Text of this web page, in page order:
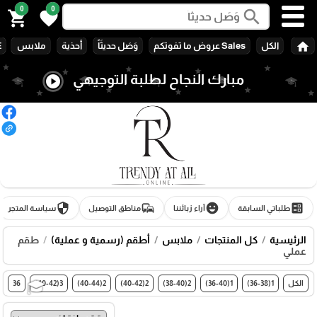
search
0
favorite
0
shopping_cart
home الكل Sales عروض ما تفوتكم وَصَل حديثَاً أحذية ملابس
مبارك النجاح لطلبة التوجيهي play_circle
🎓
ballotطلباتي السابقة emoji_emotionsآراء زبائننا commuteمناطق التوصيل securityسياسة المتجر
الرئيسية كل المنتجات ملابس أطقم (رسمية و عملية)
طقم
عملي
الكل 1(36-38)
1(36-40)
2(38-40)
2(40-42)
2(40-44)
3(40-42)
36